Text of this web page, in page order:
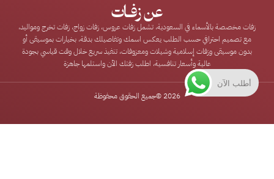
عن زفـات
زفات مخصصة بالأسماء في السعودية، تشمل زفات عروس، زفات زواج، زفات تخرج ومواليد،
مع تصميم احترافي حسب الطلب يعكس اسمك وتفاصيلك بدقة، بخيارات بموسيقى أو
بدون موسيقى وزفات إسلامية وشيلات ومعزوفات، تنفيذ سريع خلال وقت قياسي بجودة
عالية وأسعار تنافسية، اطلب زفتك الآن واستلمها جاهزة
2026 © جميع الحقوق محفوظة
أطلب الآن